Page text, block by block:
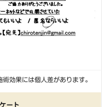
効果には個人差があります。
ート